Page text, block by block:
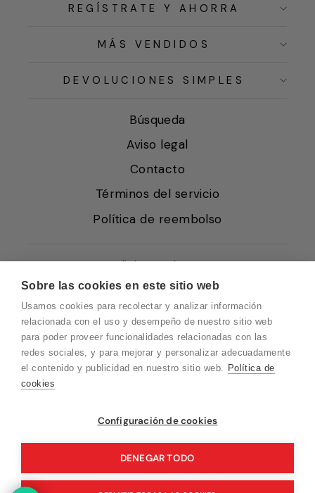
Sobre las cookies en este sitio web
Usamos cookies para recolectar y analizar información
relacionada con el uso y desempeño de nuestro sitio web
para poder proveer funcionalidades relacionadas con las
redes sociales, y para mejorar y personalizar adecuadamente
el contenido y publicidad en nuestro sitio web. Política de
cookies
Configuración de cookies
DENEGAR TODO
REGÍSTRATE Y AHORRA
MÁS VENDIDOS
DEVOLUCIONES SIMPLES
Búsqueda
Aviso legal
Contacto
Términos del servicio
Política de reembolso
Condiciones de Venta
Quiénes somos
Política de Cookies
Protección de Datos
Blog EN
Blog DE
Blog IT
Vuelvo en un momento. Recuerda que
nuestro horario de atención al cliente es de